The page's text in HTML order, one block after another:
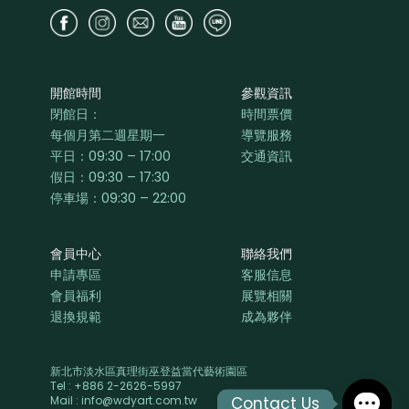
開館時間
閉館日：
每個月第二週星期一
平日： 09:30 – 17:00
假日：09:30 – 17:30
停車場：09:30 – 22:00
參觀資訊
時間票價
導覽服務
交通資訊
會員中心
申請專區
會員福利
退換規範
聯絡我們
客服信息
展覽相關
成為夥伴
新北市淡水區真理街巫登益當代藝術園區
Tel : +886 2-2626-5997
Mail : info@wdyart.com.tw
Contact Us